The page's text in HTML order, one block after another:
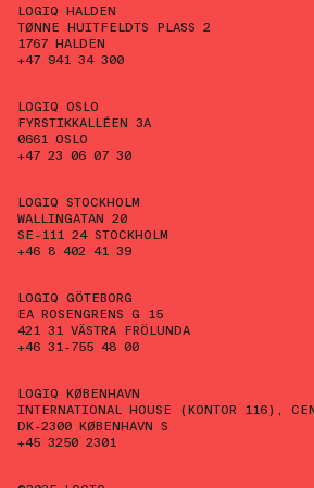
LOGIQ HALDEN
TØNNE HUITFELDTS PLASS 2
1767 HALDEN
+47 941 34 300
LOGIQ OSLO
FYRSTIKKALLÉEN 3A
0661 OSLO
+47 23 06 07 30
LOGIQ STOCKHOLM
WALLINGATAN 20
SE-111 24 STOCKHOLM
+46 8 402 41 39
LOGIQ GÖTEBORG
EA ROSENGRENS G 15
421 31 VÄSTRA FRÖLUNDA
+46 31-755 48 00
LOGIQ KØBENHAVN
INTERNATIONAL HOUSE (KONTOR 116),
DK-2300 KØBENHAVN S
+45 3250 2301